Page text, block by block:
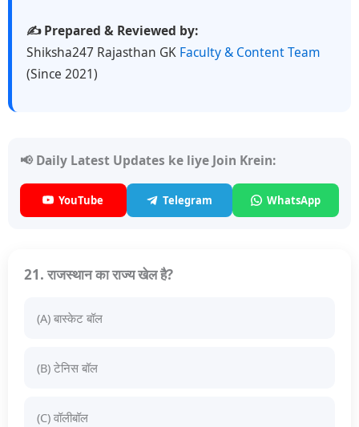
✍️ Prepared & Reviewed by:
Shiksha247 Rajasthan GK Faculty & Content Team
(Since 2021)
📢 Daily Latest Updates ke liye Join Krein:
YouTube Telegram WhatsApp
21. राजस्थान का राज्य खेल है?
(A) बास्केट बॉल
(B) टेनिस बॉल
(C) वॉलीबॉल